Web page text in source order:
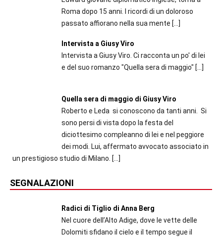
Roma dopo 15 anni. I ricordi di un doloroso
passato affiorano nella sua mente […]
Intervista a Giusy Viro
Intervista a Giusy Viro. Ci racconta un po' di lei
e del suo romanzo "Quella sera di maggio" […]
Quella sera di maggio di Giusy Viro
Roberto e Leda si conoscono da tanti anni. Si
sono persi di vista dopo la festa del
diciottesimo compleanno di lei e nel peggiore
dei modi. Lui, affermato avvocato associato in
un prestigioso studio di Milano. […]
SEGNALAZIONI
Radici di Tiglio di Anna Berg
Nel cuore dell’Alto Adige, dove le vette delle
Dolomiti sfidano il cielo e il tempo segue il